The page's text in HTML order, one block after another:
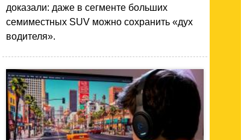
доказали: даже в сегменте больших
семиместных SUV можно сохранить «дух
водителя».